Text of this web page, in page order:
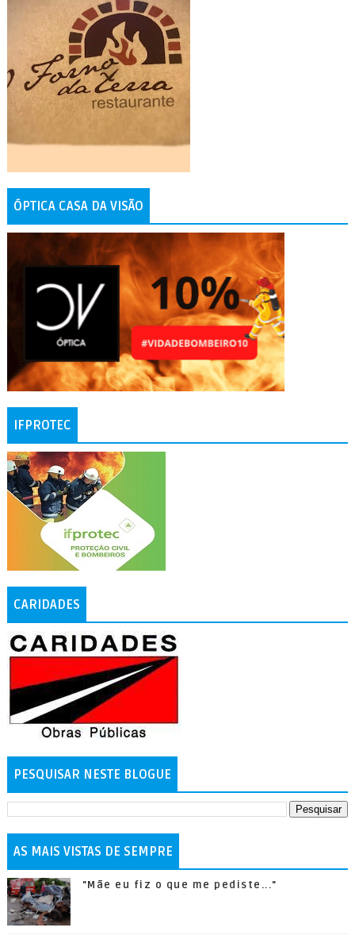
ÓPTICA CASA DA VISÃO
IFPROTEC
CARIDADES
PESQUISAR NESTE BLOGUE
AS MAIS VISTAS DE SEMPRE
"Mãe eu fiz o que me pediste..."